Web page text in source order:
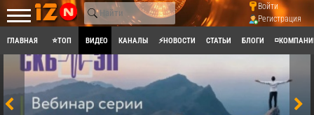
Войти
Регистрация
ГЛАВНАЯ ⭐ТОП ВИДЕО КАНАЛЫ ⚡НОВОСТИ СТАТЬИ БЛОГИ